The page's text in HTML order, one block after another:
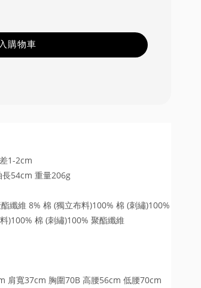
購物車
1-2cm
54cm 重量206g
纖維 8% 棉 (獨立布料)100% 棉 (刺繡)100%
)100% 棉 (刺繡)100% 聚酯纖維
肩寬37cm 胸圍70B 高腰56cm 低腰70cm